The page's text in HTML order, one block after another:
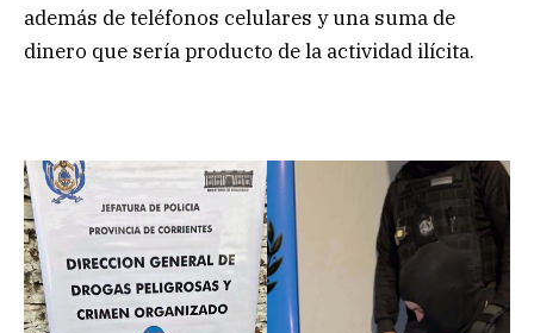
además de teléfonos celulares y una suma de
dinero que sería producto de la actividad ilícita.